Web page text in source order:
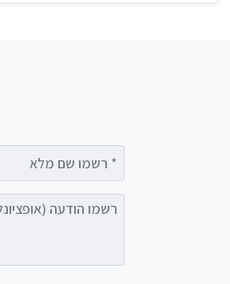
רשמו הודעה (אופציונלי)